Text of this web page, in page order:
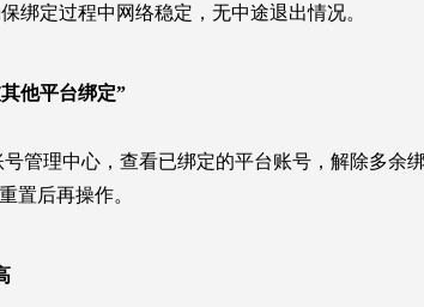
绑定过程中网络稳定，无中途退出情况。
他平台绑定”
管理中心，查看已绑定的平台账号，解除多余
置后再操作。